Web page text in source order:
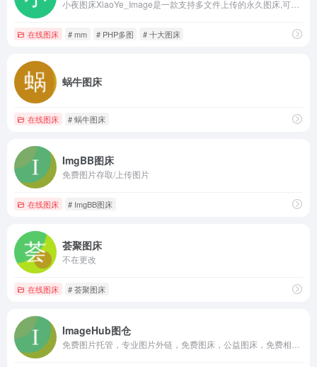
在线图床 # mm # PHP多图 # 十大图床
蜗牛图床
在线图床 # 蜗牛图床
ImgBB图床
免费图片存取/上传图片
在线图床 # ImgBB图床
荟聚图床
不在更改
在线图床 # 荟聚图床
ImageHub图仓